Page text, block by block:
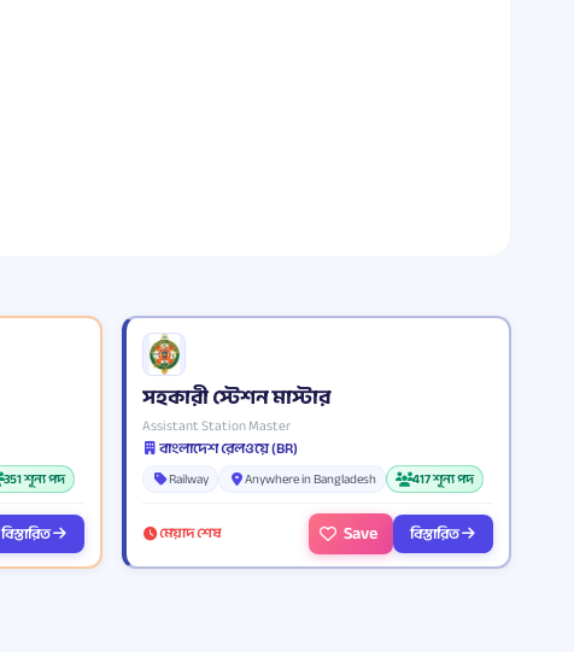
351 শূন্য পদ
বিস্তারিত
সহকারী স্টেশন মাস্টার
Assistant Station Master
বাংলাদেশ রেলওয়ে (BR)
Railway Anywhere in Bangladesh 417 শূন্য পদ
মেয়াদ শেষ Save বিস্তারিত